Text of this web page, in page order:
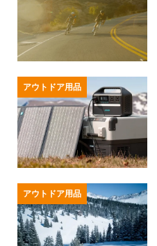
アウトドア用品
アウトドア用品